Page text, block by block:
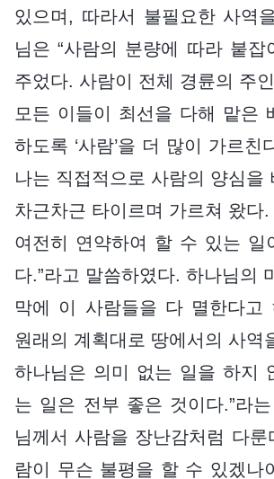
있으며, 따라서 불필요한 사역
님은 “사람의 분량에 따라 붙잡
주었다. 사람이 전체 경륜의 주
모든 이들이 최선을 다해 맡은
하도록 ‘사람’을 더 많이 가르친
나는 직접적으로 사람의 양심을
차근차근 타이르며 가르쳐 왔다
여전히 연약하여 할 수 있는 일
다.”라고 말씀하였다. 하나님의
막에 이 사람들을 다 멸한다고
원래의 계획대로 땅에서의 사역
하나님은 의미 없는 일을 하지
는 일은 전부 좋은 것이다.”라
님께서 사람을 장난감처럼 다
람이 무슨 불평을 할 수 있겠나